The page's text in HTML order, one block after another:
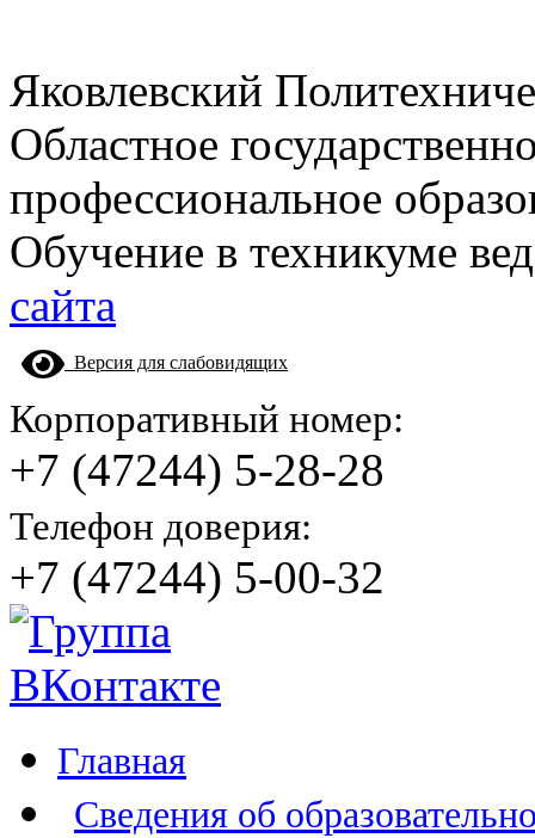
Яковлевский
Областное
профессиональное
Обучение в техникуме
сайта
Версия для слабовидящих
Корпоративный номер:
+7 (47244) 5-28-28
Телефон доверия:
+7 (47244) 5-00-32
Главная
Сведения об